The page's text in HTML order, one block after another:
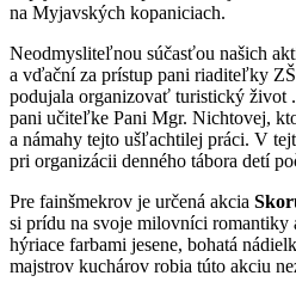
na Myjavských kopaniciach.
Neodmysliteľnou súčasťou našich
a vďační za prístup pani riaditeľky
podujala organizovať turistický život
pani učiteľke Pani Mgr. Nichtovej,
a námahy tejto ušľachtilej práci. V
pri organizácii denného tábora detí
Pre fainšmekrov je určená akcia
si prídu na svoje milovníci romantiky
hýriace farbami jesene, bohatá
majstrov kuchárov robia túto akciu